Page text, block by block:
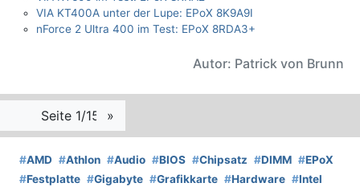
VIA KT400A unter der Lupe: EPoX 8K9A9I
nForce 2 Ultra 400 im Test: EPoX 8RDA3+
Autor: Patrick von Brunn
Seite 1/15 »
#AMD #Athlon #Audio #BIOS #Chipsatz #DIMM #EPoX
#Festplatte #Gigabyte #Grafikkarte #Hardware #Intel